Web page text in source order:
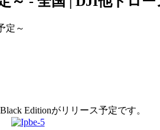
定～
Editionがリリース予定です。